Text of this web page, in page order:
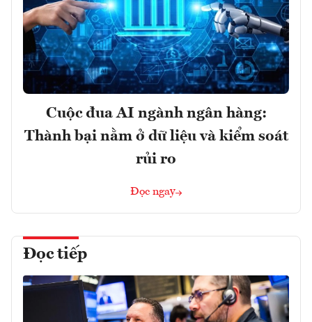
Cuộc đua AI ngành ngân hàng:
Thành bại nằm ở dữ liệu và kiểm soát
rủi ro
Đọc ngay
Đọc tiếp